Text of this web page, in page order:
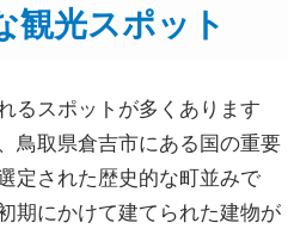
観光スポット
るスポットが多くあります
鳥取県倉吉市にある国の重要
定された歴史的な町並みで
期にかけて建てられた建物が